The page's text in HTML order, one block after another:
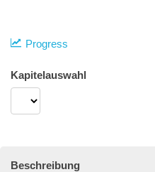
Progress
Kapitelauswahl
Beschreibung